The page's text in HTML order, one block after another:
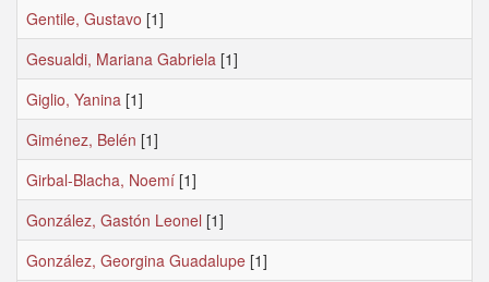
Gentile, Gustavo [1]
Gesualdi, Mariana Gabriela [1]
Giglio, Yanina [1]
Giménez, Belén [1]
Girbal-Blacha, Noemí [1]
González, Gastón Leonel [1]
González, Georgina Guadalupe [1]